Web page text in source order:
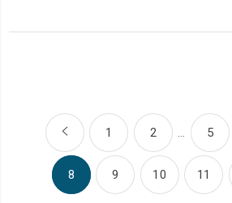
1 2 … 5
8 9 10 11